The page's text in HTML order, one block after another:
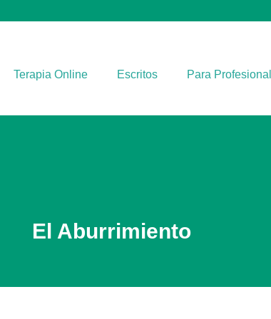
Terapia Online Escritos Para
El Aburrimiento